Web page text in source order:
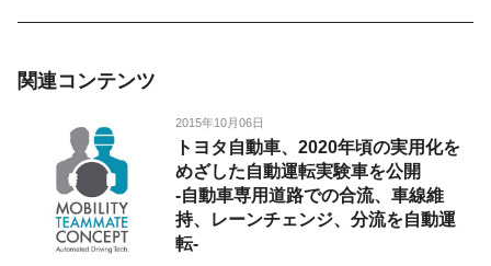
関連コンテンツ
2015年10月06日
トヨタ自動車、2020年頃の実用化を
めざした自動運転実験車を公開
-自動車専用道路での合流、車線維
持、レーンチェンジ、分流を自動運
転-